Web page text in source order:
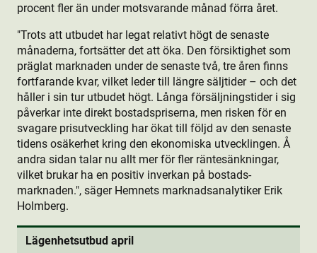
procent fler än under motsvarande månad förra året.
"Trots att utbudet har legat relativt högt de senaste
månaderna, fortsätter det att öka. Den försiktighet som
präglat marknaden under de senaste två, tre åren finns
fortfarande kvar, vilket leder till längre säljtider – och det
håller i sin tur utbudet högt. Långa försäljningstider i sig
påverkar inte direkt bostads­priserna, men risken för en
svagare prisutveckling har ökat till följd av den senaste
tidens osäkerhet kring den ekonomiska utvecklingen. Å
andra sidan talar nu allt mer för fler räntesänkningar,
vilket brukar ha en positiv inverkan på bostads­
marknaden.", säger Hemnets marknadsanalytiker Erik
Holmberg.
Lägenhetsutbud april